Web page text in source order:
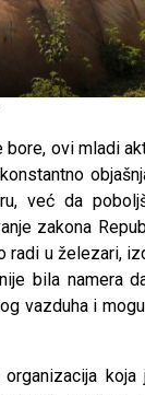
bore, ovi mladi
već da
zakona
radi u železari,
bila namera
vazduha i
organizacija